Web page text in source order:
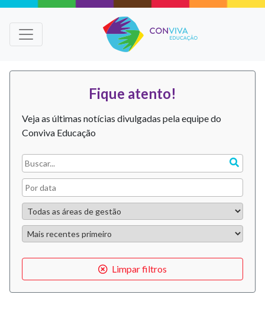
Fique atento!
Veja as últimas notícias divulgadas pela equipe do
Conviva Educação
Limpar filtros